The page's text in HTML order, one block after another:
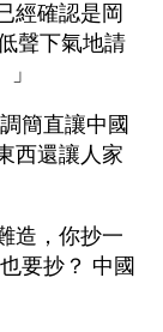
經確認是岡
聲下氣地請
簡直讓中國
西還讓人家
造，你抄一
要抄？ 中國